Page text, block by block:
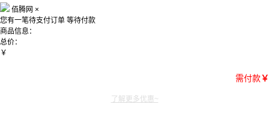
佰腾网 ×
您有一笔待支付订单 等待付款
商品信息：
总价：
￥
需付款￥
了解更多优惠~